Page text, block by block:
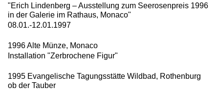
"Erich Lindenberg – Ausstellung zum Seerosenpreis 1996
in der Galerie im Rathaus, Monaco"
08.01.-12.01.1997
1996 Alte Münze, Monaco
Installation "Zerbrochene Figur"
1995 Evangelische Tagungsstätte Wildbad, Rothenburg
ob der Tauber